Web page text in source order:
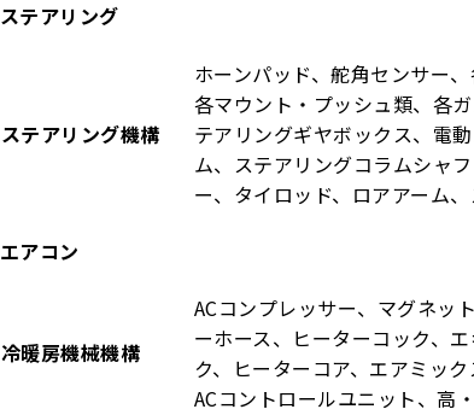
ステアリング
ステアリング機構
ホーンパッド、舵角センサー
各マウント・プッシュ類、各
テアリングギヤボックス、電
ム、ステアリングコラムシャ
ー、タイロッド、ロアアーム
エアコン
冷暖房機械機構
ACコンプレッサー、マグネッ
ーホース、ヒーターコック、
ク、ヒーターコア、エアミッ
ACコントロールユニット、高